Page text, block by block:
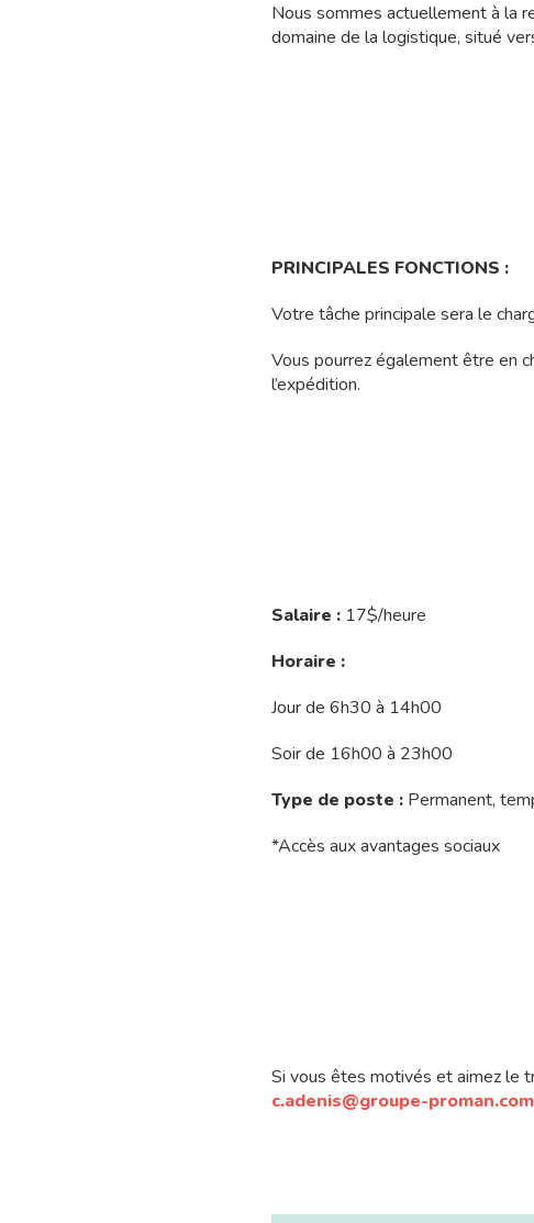
Nous sommes actuellement à la
domaine de la logistique, situé
PRINCIPALES FONCTIONS :
Votre tâche principale sera le
Vous pourrez également être en
l’expédition.
Salaire : 17$/heure
Horaire :
Jour de 6h30 à 14h00
Soir de 16h00 à 23h00
Type de poste : Permanent,
*Accès aux avantages sociaux
Si vous êtes motivés et aimez le
c.adenis@groupe-proman.com